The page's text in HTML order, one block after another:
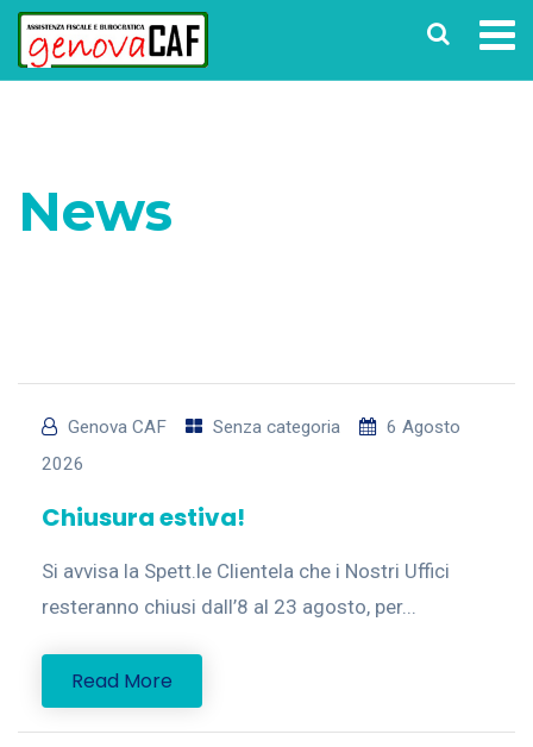
News
Genova CAF Senza categoria
6 Agosto
2026
Chiusura estiva!
Si avvisa la Spett.le Clientela che i Nostri Uffici
resteranno chiusi dall’8 al 23 agosto, per...
Read More